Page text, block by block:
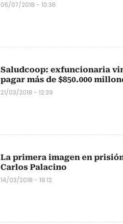
06/07/2018 - 10:36
Saludcoop: exfuncionaria
pagar más de $850.000
21/03/2018 - 12:39
La primera imagen en
Carlos Palacino
14/03/2018 - 19:12